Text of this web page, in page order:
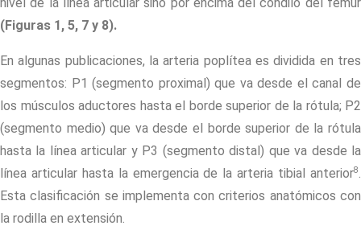
(Figuras 1, 5, 7 y 8).
En algunas publicaciones, la arteria poplítea es dividida en tres
segmentos: P1 (segmento proximal) que va desde el canal de
los músculos aductores hasta el borde superior de la rótula; P2
(segmento medio) que va desde el borde superior de la rótula
hasta la línea articular y P3 (segmento distal) que va desde la
línea articular hasta la emergencia de la arteria tibial anterior8.
Esta clasificación se implementa con criterios anatómicos con
la rodilla en extensión.